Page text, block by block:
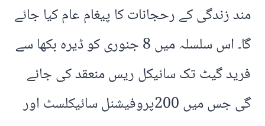
مند زندگی کے رحجانات کا پیغام عام کیا جائے
گا۔ اس سلسلہ میں 8 جنوری کو ڈیرہ بکھا سے
فرید گیٹ تک سائیکل ریس منعقد کی جائے
گی جس میں 200پروفیشنل سائیکلسٹ اور